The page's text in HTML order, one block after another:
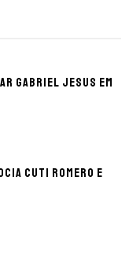
Gabriel Jesus em
Cuti Romero e